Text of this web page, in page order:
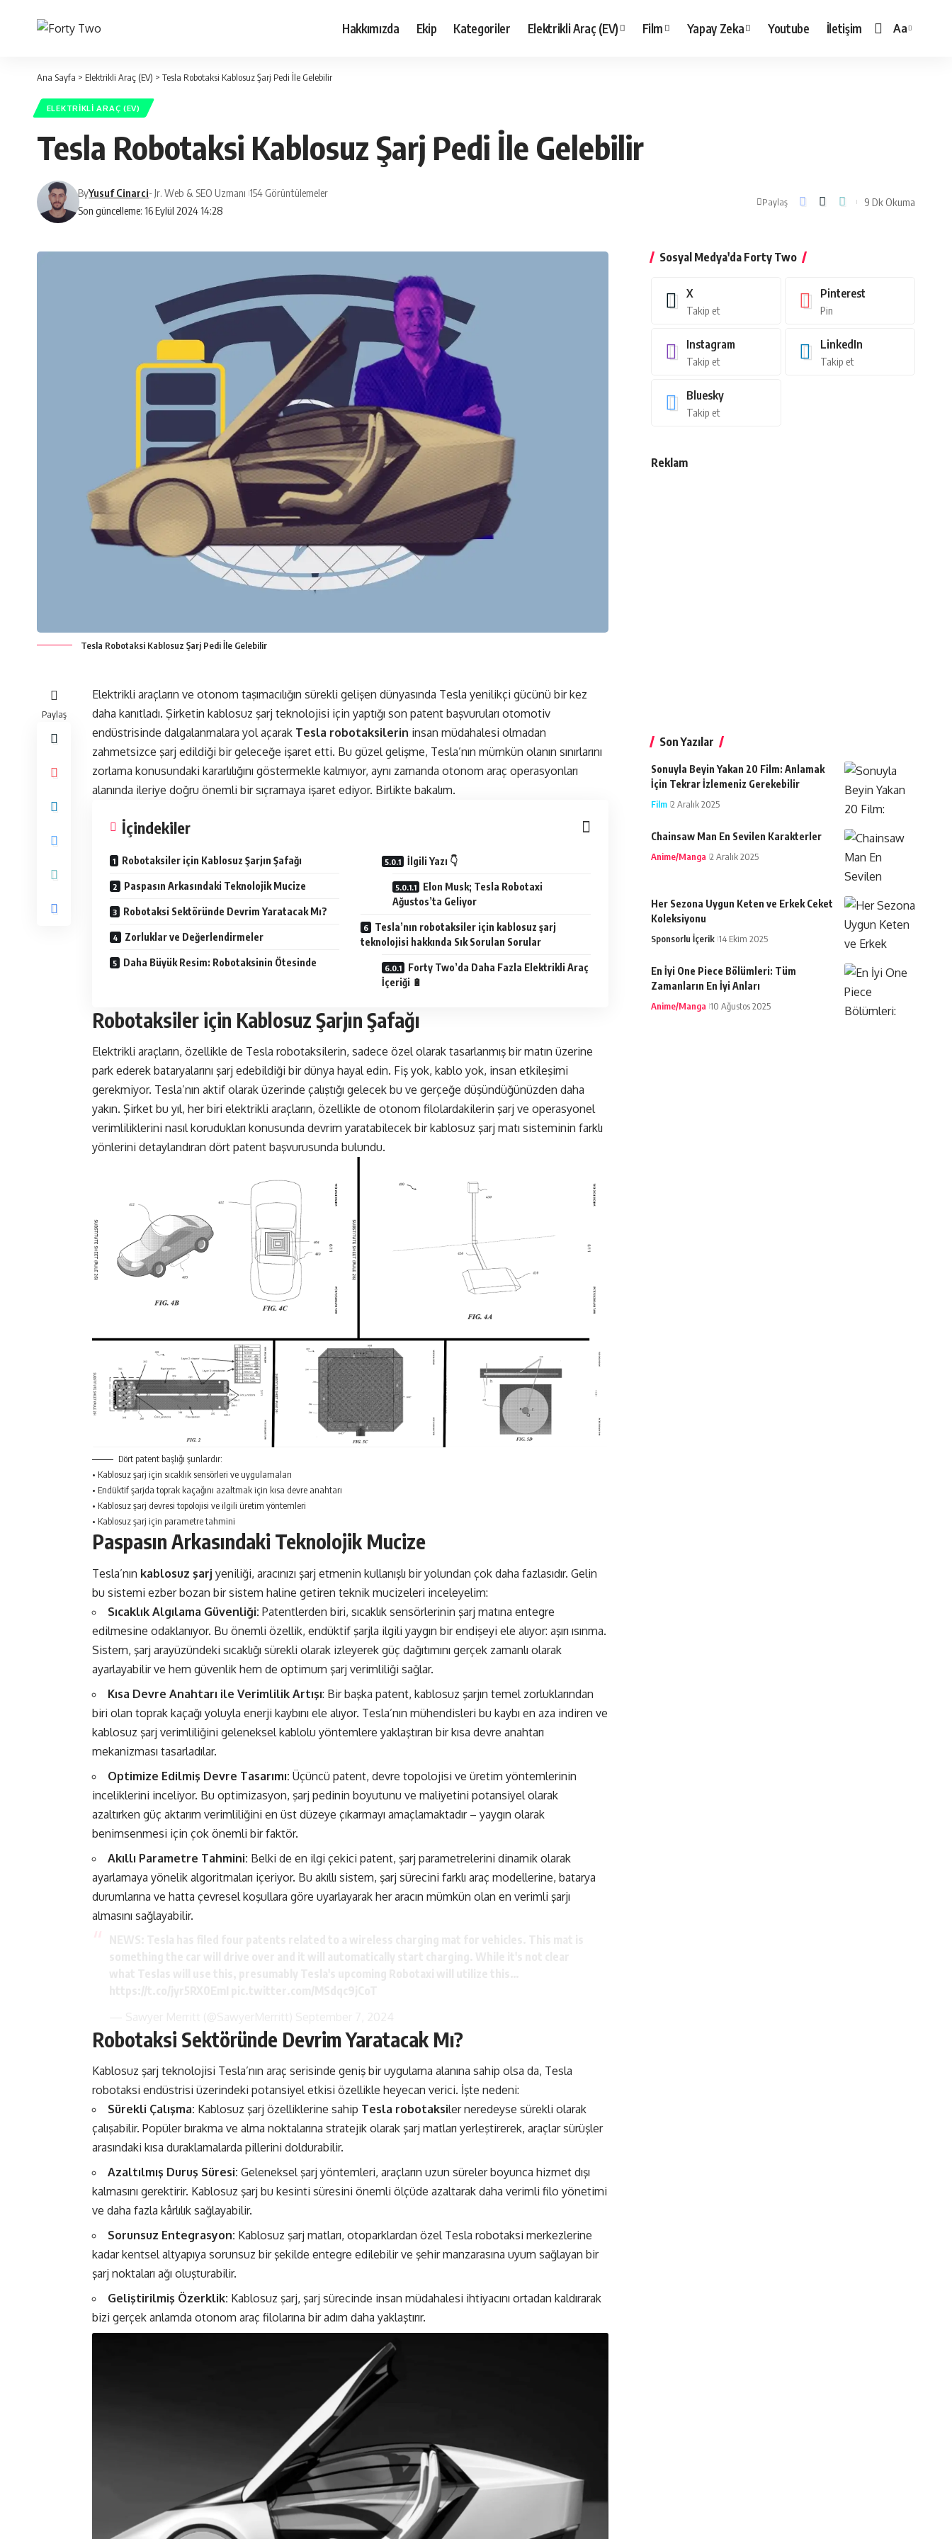
Hakkımızda Ekip Kategoriler Elektrikli Araç (EV) Film Yapay Zeka Youtube İletişim
Yazı
Aa
Ana Sayfa > Elektrikli Araç (EV) > Tesla Robotaksi Kablosuz Şarj Pedi İle Gelebilir
ELEKTRIKLI ARAÇ (EV)
Tesla Robotaksi Kablosuz Şarj Pedi İle Gelebilir
Son güncelleme: 16 Eylül 2024 14:28
ByYusuf Cinarci- Jr. Web & SEO Uzmanı 154 Görüntülemeler
Paylaş 9 Dk Okuma
Tesla Robotaksi Kablosuz Şarj Pedi İle Gelebilir
Paylaş
Elektrikli araçların ve otonom taşımacılığın sürekli gelişen dünyasında Tesla yenilikçi gücünü bir kez
daha kanıtladı. Şirketin kablosuz şarj teknolojisi için yaptığı son patent başvuruları otomotiv
endüstrisinde dalgalanmalara yol açarak Tesla robotaksilerin insan müdahalesi olmadan
zahmetsizce şarj edildiği bir geleceğe işaret etti. Bu güzel gelişme, Tesla’nın mümkün olanın sınırlarını
zorlama konusundaki kararlılığını göstermekle kalmıyor, aynı zamanda otonom araç operasyonları
alanında ileriye doğru önemli bir sıçramaya işaret ediyor. Birlikte bakalım.
İçindekiler
Robotaksiler için Kablosuz Şarjın Şafağı
Paspasın Arkasındaki Teknolojik Mucize
Robotaksi Sektöründe Devrim Yaratacak Mı?
Zorluklar ve Değerlendirmeler
Daha Büyük Resim: Robotaksinin Ötesinde
İlgili Yazı 👇
Elon Musk; Tesla Robotaxi
Ağustos’ta Geliyor
Tesla’nın robotaksiler için kablosuz şarj
teknolojisi hakkında Sık Sorulan Sorular
Forty Two’da Daha Fazla Elektrikli Araç
İçeriği 🔋
Robotaksiler için Kablosuz Şarjın Şafağı
Elektrikli araçların, özellikle de Tesla robotaksilerin, sadece özel olarak tasarlanmış bir matın üzerine
park ederek bataryalarını şarj edebildiği bir dünya hayal edin. Fiş yok, kablo yok, insan etkileşimi
gerekmiyor. Tesla’nın aktif olarak üzerinde çalıştığı gelecek bu ve gerçeğe düşündüğünüzden daha
yakın. Şirket bu yıl, her biri elektrikli araçların, özellikle de otonom filolardakilerin şarj ve operasyonel
verimliliklerini nasıl korudukları konusunda devrim yaratabilecek bir kablosuz şarj matı sisteminin farklı
yönlerini detaylandıran dört patent başvurusunda bulundu.
Dört patent başlığı şunlardır:
• Kablosuz şarj için sıcaklık sensörleri ve uygulamaları
• Endüktif şarjda toprak kaçağını azaltmak için kısa devre anahtarı
• Kablosuz şarj devresi topolojisi ve ilgili üretim yöntemleri
• Kablosuz şarj için parametre tahmini
Paspasın Arkasındaki Teknolojik Mucize
Tesla’nın kablosuz şarj yeniliği, aracınızı şarj etmenin kullanışlı bir yolundan çok daha fazlasıdır. Gelin
bu sistemi ezber bozan bir sistem haline getiren teknik mucizeleri inceleyelim:
Sıcaklık Algılama Güvenliği: Patentlerden biri, sıcaklık sensörlerinin şarj matına entegre
edilmesine odaklanıyor. Bu önemli özellik, endüktif şarjla ilgili yaygın bir endişeyi ele alıyor: aşırı ısınma.
Sistem, şarj arayüzündeki sıcaklığı sürekli olarak izleyerek güç dağıtımını gerçek zamanlı olarak
ayarlayabilir ve hem güvenlik hem de optimum şarj verimliliği sağlar.
Kısa Devre Anahtarı ile Verimlilik Artışı: Bir başka patent, kablosuz şarjın temel zorluklarından
biri olan toprak kaçağı yoluyla enerji kaybını ele alıyor. Tesla’nın mühendisleri bu kaybı en aza indiren ve
kablosuz şarj verimliliğini geleneksel kablolu yöntemlere yaklaştıran bir kısa devre anahtarı
mekanizması tasarladılar.
Optimize Edilmiş Devre Tasarımı: Üçüncü patent, devre topolojisi ve üretim yöntemlerinin
inceliklerini inceliyor. Bu optimizasyon, şarj pedinin boyutunu ve maliyetini potansiyel olarak
azaltırken güç aktarım verimliliğini en üst düzeye çıkarmayı amaçlamaktadır – yaygın olarak
benimsenmesi için çok önemli bir faktör.
Akıllı Parametre Tahmini: Belki de en ilgi çekici patent, şarj parametrelerini dinamik olarak
ayarlamaya yönelik algoritmaları içeriyor. Bu akıllı sistem, şarj sürecini farklı araç modellerine, batarya
durumlarına ve hatta çevresel koşullara göre uyarlayarak her aracın mümkün olan en verimli şarjı
almasını sağlayabilir.
Robotaksi Sektöründe Devrim Yaratacak Mı?
Kablosuz şarj teknolojisi Tesla’nın araç serisinde geniş bir uygulama alanına sahip olsa da, Tesla
robotaksi endüstrisi üzerindeki potansiyel etkisi özellikle heyecan verici. İşte nedeni:
Sürekli Çalışma: Kablosuz şarj özelliklerine sahip Tesla robotaksiler neredeyse sürekli olarak
çalışabilir. Popüler bırakma ve alma noktalarına stratejik olarak şarj matları yerleştirerek, araçlar sürüşler
arasındaki kısa duraklamalarda pillerini doldurabilir.
Azaltılmış Duruş Süresi: Geleneksel şarj yöntemleri, araçların uzun süreler boyunca hizmet dışı
kalmasını gerektirir. Kablosuz şarj bu kesinti süresini önemli ölçüde azaltarak daha verimli filo yönetimi
ve daha fazla kârlılık sağlayabilir.
Sorunsuz Entegrasyon: Kablosuz şarj matları, otoparklardan özel Tesla robotaksi merkezlerine
kadar kentsel altyapıya sorunsuz bir şekilde entegre edilebilir ve şehir manzarasına uyum sağlayan bir
şarj noktaları ağı oluşturabilir.
Geliştirilmiş Özerklik: Kablosuz şarj, şarj sürecinde insan müdahalesi ihtiyacını ortadan kaldırarak
bizi gerçek anlamda otonom araç filolarına bir adım daha yaklaştırır.
Sosyal Medya'da Forty Two
X
Takip et
Pinterest
Pin
Instagram
Takip et
LinkedIn
Takip et
Bluesky
Takip et
Reklam
Son Yazılar
Sonuyla Beyin Yakan 20 Film: Anlamak
İçin Tekrar İzlemeniz Gerekebilir
Film 2 Aralık 2025
Chainsaw Man En Sevilen Karakterler
Anime/Manga 2 Aralık 2025
Her Sezona Uygun Keten ve Erkek Ceket
Koleksiyonu
Sponsorlu İçerik 14 Ekim 2025
En İyi One Piece Bölümleri: Tüm
Zamanların En İyi Anları
Anime/Manga 10 Ağustos 2025